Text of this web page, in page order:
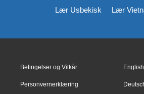
Lær Usbekisk
Lær
Betingelser og Vilkår
Personvernerklæring